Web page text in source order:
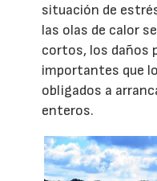
situación de
las olas de calor
cortos, los daños
importantes que
obligados a
enteros.